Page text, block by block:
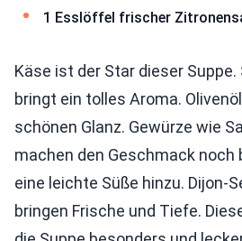
1 Esslöffel frischer
Käse ist der Star dieser
bringt ein tolles Aroma.
schönen Glanz. Gewürze wie
machen den Geschmack noch
eine leichte Süße hinzu. Dijon-
bringen Frische und Tiefe.